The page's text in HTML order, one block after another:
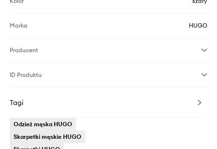
Marka HUGO
Producent
ID Produktu
Tagi
Odzież męska HUGO
Skarpetki męskie HUGO